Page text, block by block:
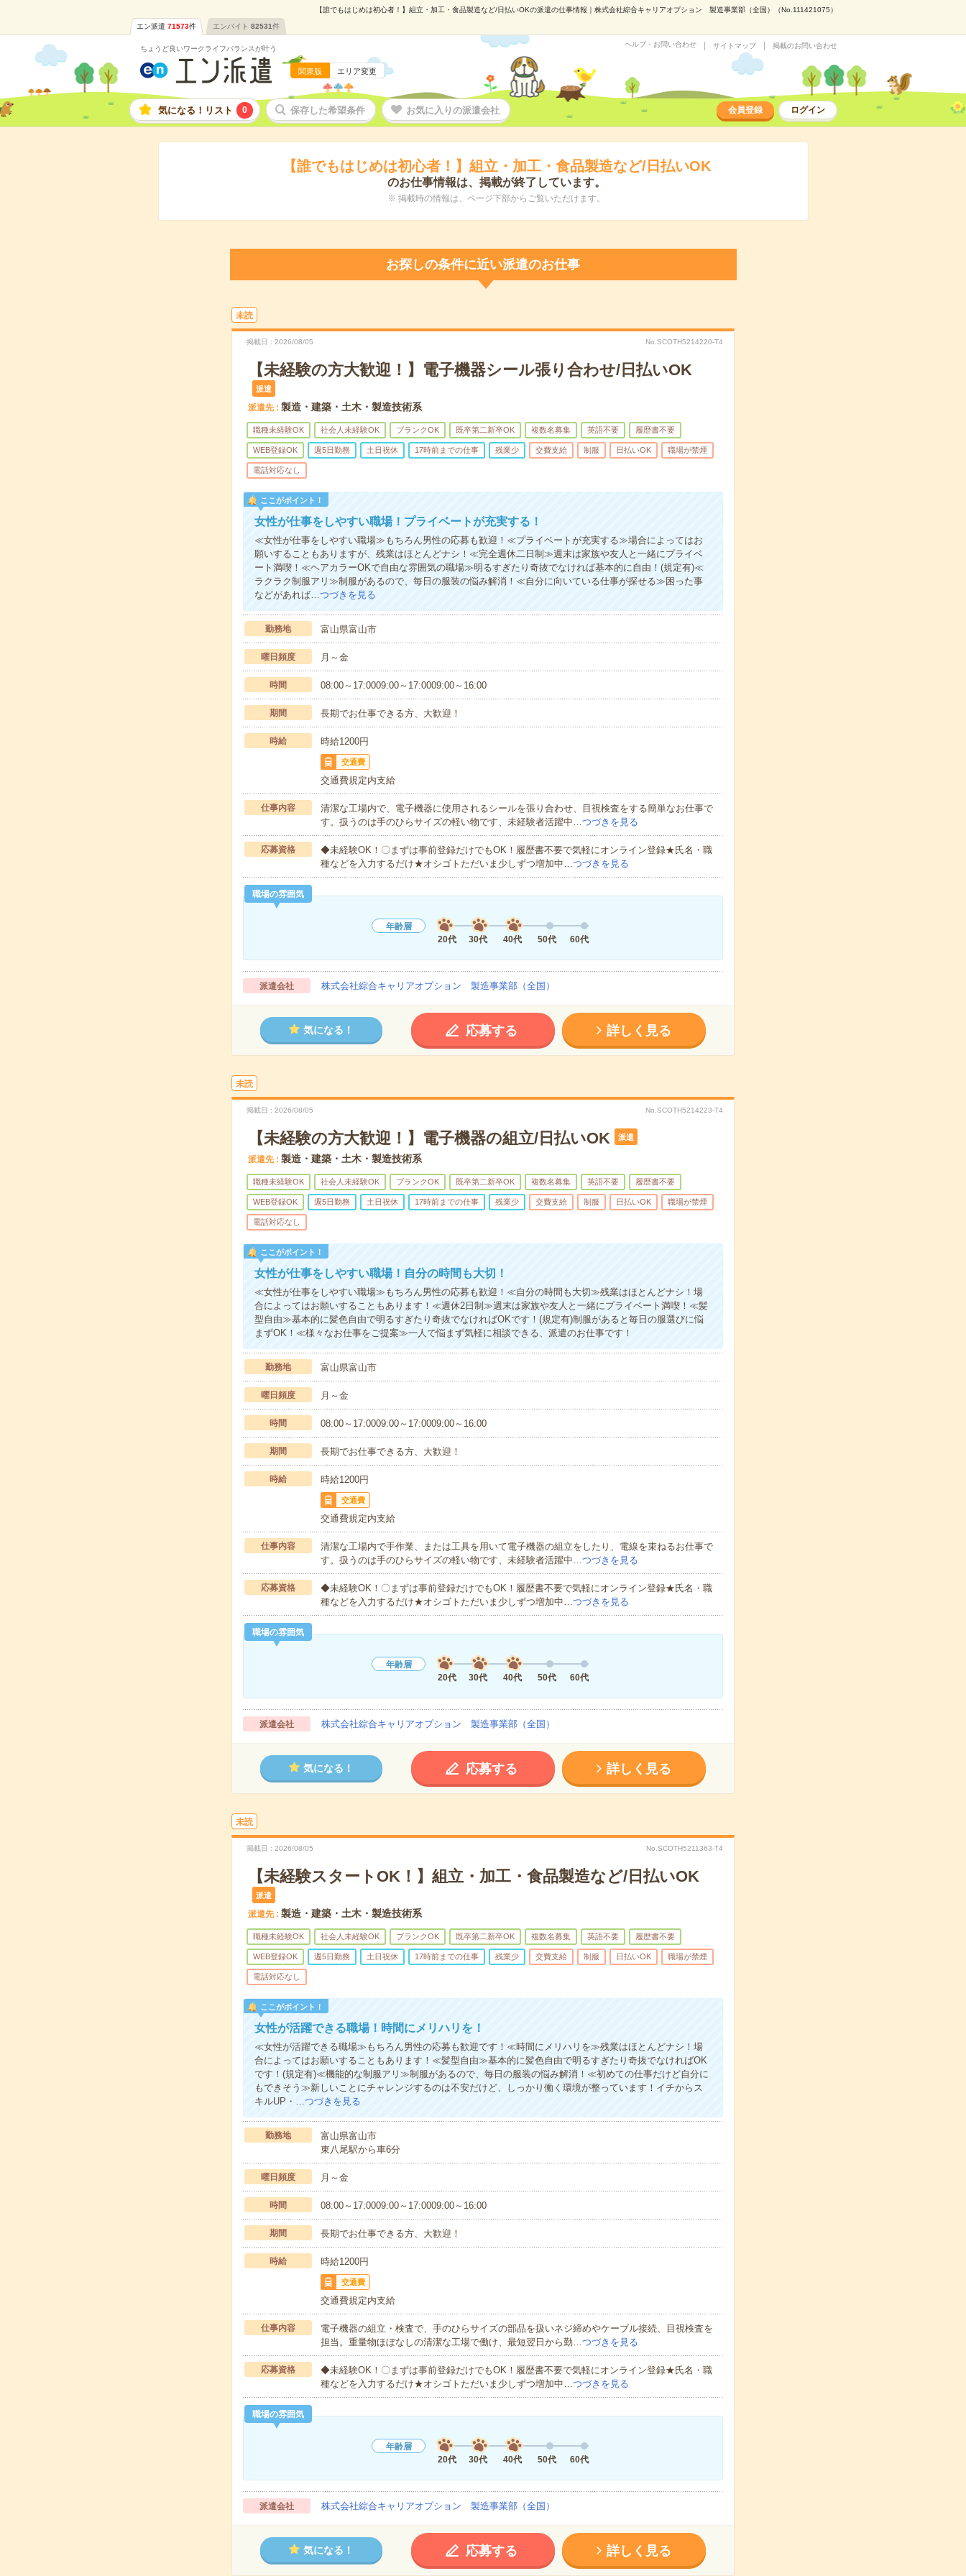
【誰でもはじめは初心者！】組立・加工・食品製造など/日払いOKの派遣の仕事情報｜株式会社綜合キャリアオプション 製造事業部（全国）（No.111421075）
エン派遣 71573件 エンバイト 82531件
ちょうど良いワークライフバランスが叶う
関東版 エリア変更
ヘルプ・お問い合わせ サイトマップ 掲載のお問い合わせ
気になる！リスト 0 保存した希望条件 お気に入りの派遣会社 会員登録 ログイン
【誰でもはじめは初心者！】組立・加工・食品製造など/日払いOK
のお仕事情報は、掲載が終了しています。
※ 掲載時の情報は、ページ下部からご覧いただけます。
お探しの条件に近い派遣のお仕事
未読
掲載日 2026/08/05 No.SCOTH5214220-T4
【未経験の方大歓迎！】電子機器シール張り合わせ/日払いOK
派遣
派遣先 製造・建築・土木・製造技術系
職種未経験OK 社会人未経験OK ブランクOK 既卒第二新卒OK 複数名募集 英語不要 履歴書不要
WEB登録OK 週5日勤務 土日祝休 17時前までの仕事 残業少 交費支給 制服 日払いOK 職場が禁煙
電話対応なし
ここがポイント！
女性が仕事をしやすい職場！プライベートが充実する！
≪女性が仕事をしやすい職場≫もちろん男性の応募も歓迎！≪プライベートが充実する≫場合によってはお
願いすることもありますが、残業はほとんどナシ！≪完全週休二日制≫週末は家族や友人と一緒にプライベ
ート満喫！≪ヘアカラーOKで自由な雰囲気の職場≫明るすぎたり奇抜でなければ基本的に自由！(規定有)≪
ラクラク制服アリ≫制服があるので、毎日の服装の悩み解消！≪自分に向いている仕事が探せる≫困った事
などがあれば…つづきを見る
勤務地 富山県富山市
曜日頻度 月～金
時間 08:00～17:0009:00～17:0009:00～16:00
期間 長期でお仕事できる方、大歓迎！
時給 時給1200円
交通費
交通費規定内支給
仕事内容
清潔な工場内で、電子機器に使用されるシールを張り合わせ、目視検査をする簡単なお仕事で
す。扱うのは手のひらサイズの軽い物です、未経験者活躍中…つづきを見る
応募資格
◆未経験OK！〇まずは事前登録だけでもOK！履歴書不要で気軽にオンライン登録★氏名・職
種などを入力するだけ★オシゴトただいま少しずつ増加中…つづきを見る
職場の雰囲気
年齢層
20代
30代 40代 50代 60代
派遣会社 株式会社綜合キャリアオプション 製造事業部（全国）
気になる！ 応募する 詳しく見る
未読
掲載日 2026/08/05 No.SCOTH5214223-T4
【未経験の方大歓迎！】電子機器の組立/日払いOK 派遣
派遣先 製造・建築・土木・製造技術系
職種未経験OK 社会人未経験OK ブランクOK 既卒第二新卒OK 複数名募集 英語不要 履歴書不要
WEB登録OK 週5日勤務 土日祝休 17時前までの仕事 残業少 交費支給 制服 日払いOK 職場が禁煙
電話対応なし
ここがポイント！
女性が仕事をしやすい職場！自分の時間も大切！
≪女性が仕事をしやすい職場≫もちろん男性の応募も歓迎！≪自分の時間も大切≫残業はほとんどナシ！場
合によってはお願いすることもあります！≪週休2日制≫週末は家族や友人と一緒にプライベート満喫！≪髪
型自由≫基本的に髪色自由で明るすぎたり奇抜でなければOKです！(規定有)制服があると毎日の服選びに悩
まずOK！≪様々なお仕事をご提案≫一人で悩まず気軽に相談できる、派遣のお仕事です！
勤務地 富山県富山市
曜日頻度 月～金
時間 08:00～17:0009:00～17:0009:00～16:00
期間 長期でお仕事できる方、大歓迎！
時給 時給1200円
交通費
交通費規定内支給
仕事内容
清潔な工場内で手作業、または工具を用いて電子機器の組立をしたり、電線を束ねるお仕事で
す。扱うのは手のひらサイズの軽い物です、未経験者活躍中…つづきを見る
応募資格
◆未経験OK！〇まずは事前登録だけでもOK！履歴書不要で気軽にオンライン登録★氏名・職
種などを入力するだけ★オシゴトただいま少しずつ増加中…つづきを見る
職場の雰囲気
年齢層
20代
30代 40代 50代 60代
派遣会社 株式会社綜合キャリアオプション 製造事業部（全国）
気になる！ 応募する 詳しく見る
未読
掲載日 2026/08/05 No.SCOTH5211363-T4
【未経験スタートOK！】組立・加工・食品製造など/日払いOK
派遣
派遣先 製造・建築・土木・製造技術系
職種未経験OK 社会人未経験OK ブランクOK 既卒第二新卒OK 複数名募集 英語不要 履歴書不要
WEB登録OK 週5日勤務 土日祝休 17時前までの仕事 残業少 交費支給 制服 日払いOK 職場が禁煙
電話対応なし
ここがポイント！
女性が活躍できる職場！時間にメリハリを！
≪女性が活躍できる職場≫もちろん男性の応募も歓迎です！≪時間にメリハリを≫残業はほとんどナシ！場
合によってはお願いすることもあります！≪髪型自由≫基本的に髪色自由で明るすぎたり奇抜でなければOK
です！(規定有)≪機能的な制服アリ≫制服があるので、毎日の服装の悩み解消！≪初めての仕事だけど自分に
もできそう≫新しいことにチャレンジするのは不安だけど、しっかり働く環境が整っています！イチからス
キルUP・…つづきを見る
勤務地
富山県富山市
東八尾駅から車6分
曜日頻度 月～金
時間 08:00～17:0009:00～17:0009:00～16:00
期間 長期でお仕事できる方、大歓迎！
時給 時給1200円
交通費
交通費規定内支給
仕事内容
電子機器の組立・検査で、手のひらサイズの部品を扱いネジ締めやケーブル接続、目視検査を
担当。重量物ほぼなしの清潔な工場で働け、最短翌日から勤…つづきを見る
応募資格
◆未経験OK！〇まずは事前登録だけでもOK！履歴書不要で気軽にオンライン登録★氏名・職
種などを入力するだけ★オシゴトただいま少しずつ増加中…つづきを見る
職場の雰囲気
年齢層
20代
30代 40代 50代 60代
派遣会社 株式会社綜合キャリアオプション 製造事業部（全国）
気になる！ 応募する 詳しく見る